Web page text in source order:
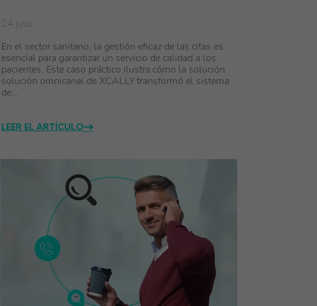
24 julio
En el sector sanitario, la gestión eficaz de las citas es
esencial para garantizar un servicio de calidad a los
pacientes. Este caso práctico ilustra cómo la solución
solución omnicanal de XCALLY transformó el sistema
de…
LEER EL ARTÍCULO